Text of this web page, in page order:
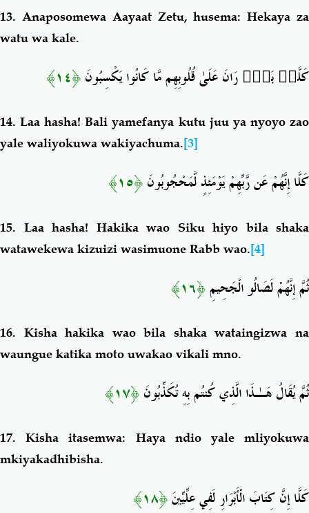
13. Anaposomewa Aayaat Zetu, husema: Hekaya za
watu wa kale.
كَلَّا بَلْ رَانَ عَلَىٰ قُلُوبِهِم مَّا كَانُوا يَكْسِبُونَ﴿١٤﴾
14. Laa hasha! Bali yamefanya kutu juu ya nyoyo zao
yale waliyokuwa wakiyachuma.[3]
كَلَّا إِنَّهُمْ عَن رَّبِّهِمْ يَوْمَئِذٍ لَّمَحْجُوبُونَ﴿١٥﴾
15. Laa hasha! Hakika wao Siku hiyo bila shaka
watawekewa kizuizi wasimuone Rabb wao.[4]
ثُمَّ إِنَّهُمْ لَصَالُو الْجَحِيمِ﴿١٦﴾
16. Kisha hakika wao bila shaka wataingizwa na
waungue katika moto uwakao vikali mno.
ثُمَّ يُقَالُ هَـٰذَا الَّذِي كُنتُم بِهِ تُكَذِّبُونَ﴿١٧﴾
17.Kisha itasemwa: Haya ndio yale mliyokuwa
mkiyakadhibisha.
كَلَّا إِنَّ كِتَابَ الْأَبْرَارِ لَفِي عِلِّيِّينَ﴿١٨﴾